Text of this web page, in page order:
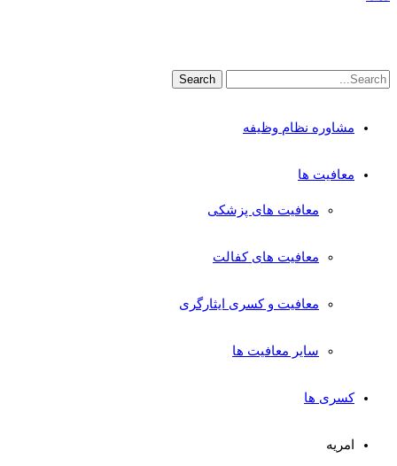
مشاوره نظام وظیفه
معافیت ها
معافیت های پزشکی
معافیت های کفالت
معافیت و کسری ایثارگری
سایر معافیت ها
کسری ها
امریه